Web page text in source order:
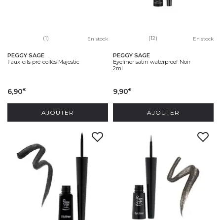
(1) En stock
PEGGY SAGE
Faux-cils pré-collés Majestic
6,90€
AJOUTER
(12) En stock
PEGGY SAGE
Eyeliner satin waterproof Noir
2ml
9,90€
AJOUTER